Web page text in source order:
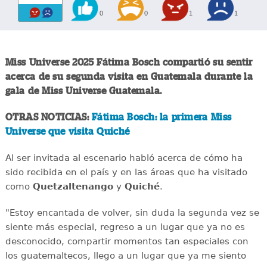
0 0 1 1
Miss Universe 2025 Fátima Bosch compartió su sentir
acerca de su segunda visita en Guatemala durante la
gala de Miss Universe Guatemala.
OTRAS NOTICIAS: Fátima Bosch: la primera Miss
Universe que visita Quiché
Al ser invitada al escenario habló acerca de cómo ha
sido recibida en el país y en las áreas que ha visitado
como Quetzaltenangoy Quiché.
"Estoy encantada de volver, sin duda la segunda vez se
siente más especial, regreso a un lugar que ya no es
desconocido, compartir momentos tan especiales con
los guatemaltecos, llego a un lugar que ya me siento